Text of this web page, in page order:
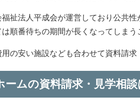
祉法人平成会が運営しており公共
順番待ちの期間が長くなってしまう
の安い施設なども合わせて資料請求
ームの資料請求・見学相